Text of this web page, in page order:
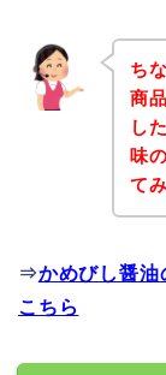
ち
商
し
味
て
⇒かめびし醤油
こちら